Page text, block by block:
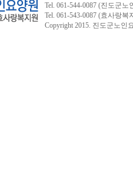
Tel. 061-544-0087 (진도군
Tel. 061-543-0087 (효사랑복
Copyright 2015. 진도군노인